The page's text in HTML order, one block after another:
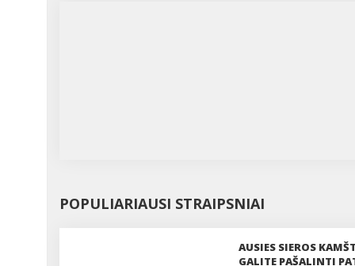
POPULIARIAUSI STRAIPSNIAI
AUSIES SIEROS
GALITE PAŠALINTI